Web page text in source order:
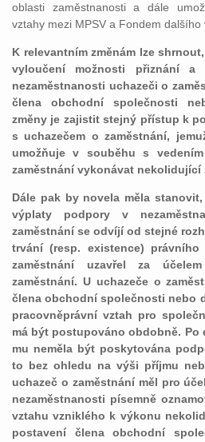
oblasti zaměstnanosti a dále
vztahy mezi MPSV a Fondem dalšího
K relevantním změnám lze
vyloučení možnosti přiznání a
nezaměstnanosti uchazeči o
člena obchodní společnosti
změny je zajistit stejný přístup k
s uchazečem o zaměstnání,
umožňuje v souběhu s
zaměstnání vykonávat nekolidující
Dále pak by novela měla
výplaty podpory v
zaměstnání se odvíjí od stejné
trvání (resp. existence)
zaměstnání uzavřel za
zaměstnání. U uchazeče o
člena obchodní společnosti nebo
pracovněprávní vztah pro
má být postupováno obdobně.
mu neměla být poskytována
to bez ohledu na výši příjmu
uchazeč o zaměstnání měl pro
nezaměstnanosti písemně
vztahu vzniklého k výkonu
postavení člena obchodní